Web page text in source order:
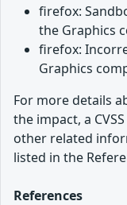
firefox:
the Graphics
firefox:
Graphics
For more details
the impact, a
other related
listed in the
References